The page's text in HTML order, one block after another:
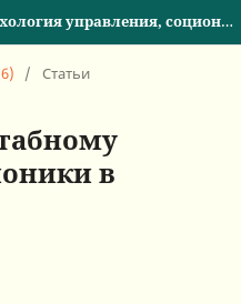
Менеджмент и кадры: психология управления, соционика и социология
/ Статьи
в